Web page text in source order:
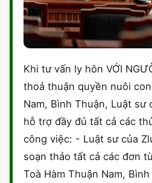
Khi tư vấn ly hôn VỚI
thoả thuận quyền nuôi
Nam, Bình Thuận, Luật sư
hỗ trợ đầy đủ tất cả các
công việc: - Luật sư của
soạn thảo tất cả các đơn
Toà Hàm Thuận Nam,